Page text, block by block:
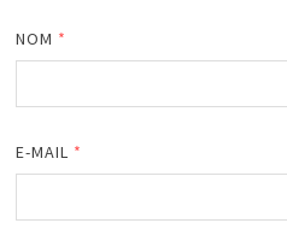
NOM *
E-MAIL *